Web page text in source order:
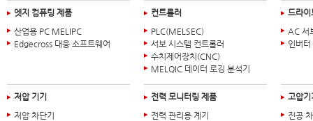
엣지 컴퓨팅 제품
산업용 PC MELIPC
Edgecross 대응 소프트웨어
컨트롤러
PLC(MELSEC)
서보 시스템 컨트롤러
수치제어장치(CNC)
MELQIC 데이터 로깅 분석기
드라이
AC 서
인버터
저압 기기
저압 차단기
전력 모니터링 제품
전력 관리용 계기
고압기
진공